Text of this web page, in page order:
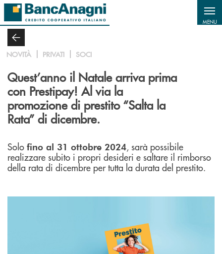
Salta al contenuto principale
MENU
NOVITÀ PRIVATI SOCI
Quest’anno il Natale arriva prima
con Prestipay! Al via la
promozione di prestito “Salta la
Rata” di dicembre.
Solo fino al 31 ottobre 2024, sarà possibile
realizzare subito i propri desideri e saltare il rimborso
della rata di dicembre per tutta la durata del prestito.